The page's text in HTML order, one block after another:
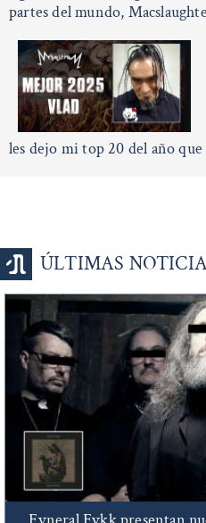
partes del mundo,
les dejo mi top 20 del año que
ÚLTIMAS